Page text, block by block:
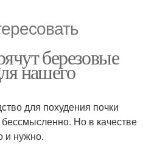
березовые
нашего
для похудения почки
Но в качестве
и нужно.